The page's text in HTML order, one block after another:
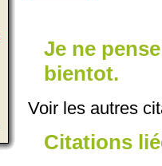
Je ne
bientot.
Voir les autres
Citations